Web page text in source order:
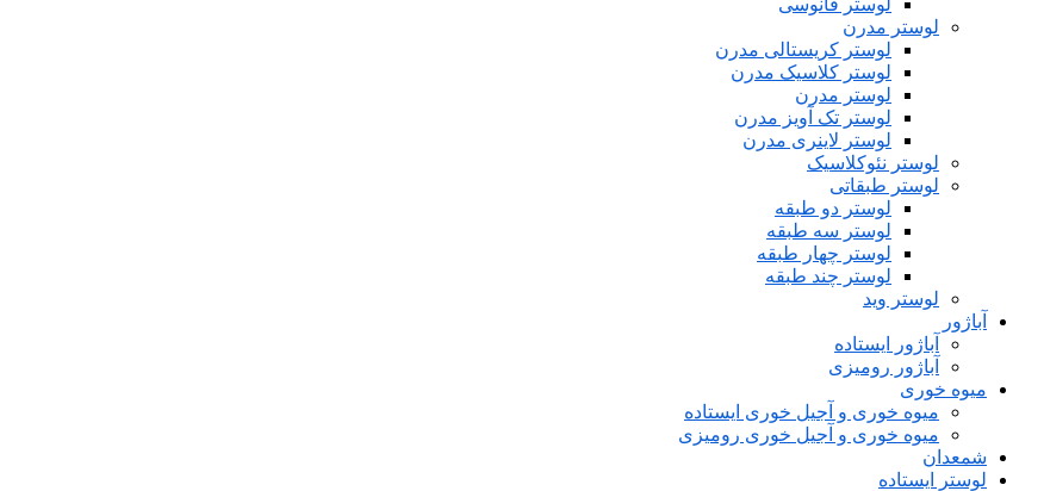
لوستر فانوسی
لوستر مدرن
لوستر کریستالی مدرن
لوستر کلاسیک مدرن
لوستر مدرن
لوستر تک آویز مدرن
لوستر لاینری مدرن
لوستر نئوکلاسیک
لوستر طبقاتی
لوستر دو طبقه
لوستر سه طبقه
لوستر چهار طبقه
لوستر چند طبقه
لوستر وید
آباژور
آباژور ایستاده
آباژور رومیزی
میوه خوری
میوه خوری و آجیل خوری ایستاده
میوه خوری و آجیل خوری رومیزی
شمعدان
لوستر ایستاده